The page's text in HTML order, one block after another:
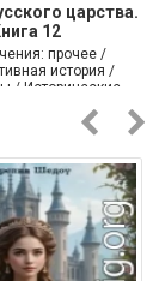
царства.
12
прочее /
история /
/ Исторические